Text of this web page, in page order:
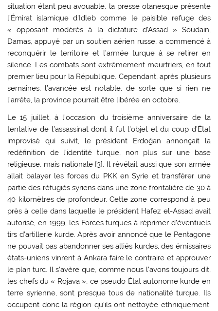
situation étant peu avouable, la presse otanesque présente
l’Émirat islamique d’Idleb comme le paisible refuge des
« opposant modérés à la dictature d’Assad » Soudain,
Damas, appuyé par un soutien aérien russe, a commencé à
reconquérir le territoire et l’armée turque à se retirer en
silence. Les combats sont extrêmement meurtriers, en tout
premier lieu pour la République. Cependant, après plusieurs
semaines, l’avancée est notable, de sorte que si rien ne
l’arrête, la province pourrait être libérée en octobre.
Le 15 juillet, à l’occasion du troisième anniversaire de la
tentative de l’assassinat dont il fut l’objet et du coup d’État
improvisé qui suivit, le président Erdoğan annonçait la
redéfinition de l’identité turque, non plus sur une base
religieuse, mais nationale [3]. Il révélait aussi que son armée
allait balayer les forces du PKK en Syrie et transférer une
partie des réfugiés syriens dans une zone frontalière de 30 à
40 kilomètres de profondeur. Cette zone correspond à peu
près à celle dans laquelle le président Hafez el-Assad avait
autorisé, en 1999, les Forces turques à réprimer d’éventuels
tirs d’artillerie kurde. Après avoir annoncé que le Pentagone
ne pouvait pas abandonner ses alliés kurdes, des émissaires
états-uniens vinrent à Ankara faire le contraire et approuver
le plan turc. Il s’avère que, comme nous l’avons toujours dit,
les chefs du « Rojava », ce pseudo État autonome kurde en
terre syrienne, sont presque tous de nationalité turque. Ils
occupent donc la région qu’ils ont nettoyée ethniquement.